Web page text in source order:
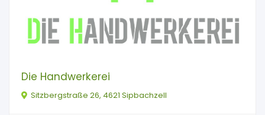
Die Handwerkerei
Sitzbergstraße 26, 4621 Sipbachzell